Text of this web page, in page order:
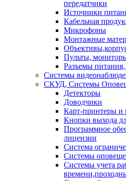
передатчики
Источники
Кабельная
Микрофоны
Монтажные
Пульты,
Разъемы
Системы
СКУД, Системы
Детекторы
Доводчики
Карт-принтеры и
Кнопки выхода
Программное
лицензии
Система
Системы
Системы учета